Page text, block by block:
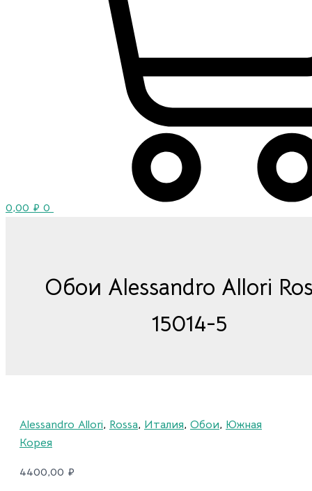
0,00 ₽ 0
Обои Alessandro Allori
15014-5
Alessandro Allori, Rossa, Италия, Обои, Южная
Корея
4400,00 ₽